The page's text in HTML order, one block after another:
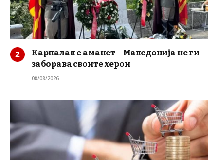
Карпалак е аманет – Македонија не ги
заборава своите херои
08/08/2026